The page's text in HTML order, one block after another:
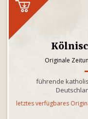
Originale
führende
letztes verfügbares